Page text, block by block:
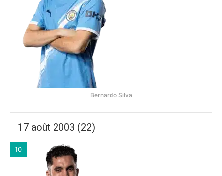
Bernardo Silva
17 août 2003 (22)
10